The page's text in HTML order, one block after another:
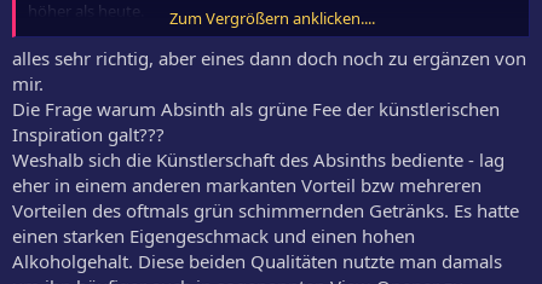
höher als heute.
Dadurch kam Absinth in den Ruf, für Halluzinationen und Wahnsinn
verantwortlich zu sein und wurde zeitweise verboten.
Umstritten ist heute jedoch, ob diese Wirkungen durch das Thujon
oder durch den hohen Alkoholgehalt, bzw. ungezügelten
Alkoholkonsum verursacht waren.
Zum Vergrößern anklicken....
alles sehr richtig, aber eines dann doch noch zu ergänzen von
mir.
Die Frage warum Absinth als grüne Fee der künstlerischen
Inspiration galt???
Weshalb sich die Künstlerschaft des Absinths bediente - lag
eher in einem anderen markanten Vorteil bzw mehreren
Vorteilen des oftmals grün schimmernden Getränks. Es hatte
einen starken Eigengeschmack und einen hohen
Alkoholgehalt. Diese beiden Qualitäten nutzte man damals